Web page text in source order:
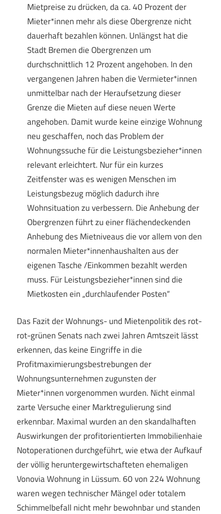
Mietpreise zu drücken, da ca. 40 Prozent der
Mieter*innen mehr als diese Obergrenze nicht
dauerhaft bezahlen können. Unlängst hat die
Stadt Bremen die Obergrenzen um
durchschnittlich 12 Prozent angehoben. In den
vergangenen Jahren haben die Vermieter*innen
unmittelbar nach der Heraufsetzung dieser
Grenze die Mieten auf diese neuen Werte
angehoben. Damit wurde keine einzige Wohnung
neu geschaffen, noch das Problem der
Wohnungssuche für die Leistungsbezieher*innen
relevant erleichtert. Nur für ein kurzes
Zeitfenster was es wenigen Menschen im
Leistungsbezug möglich dadurch ihre
Wohnsituation zu verbessern. Die Anhebung der
Obergrenzen führt zu einer flächendeckenden
Anhebung des Mietniveaus die vor allem von den
normalen Mieter*innenhaushalten aus der
eigenen Tasche /Einkommen bezahlt werden
muss. Für Leistungsbezieher*innen sind die
Mietkosten ein „durchlaufender Posten“
Das Fazit der Wohnungs- und Mietenpolitik des rot-
rot-grünen Senats nach zwei Jahren Amtszeit lässt
erkennen, das keine Eingriffe in die
Profitmaximierungsbestrebungen der
Wohnungsunternehmen zugunsten der
Mieter*innen vorgenommen wurden. Nicht einmal
zarte Versuche einer Marktregulierung sind
erkennbar. Maximal wurden an den skandalhaften
Auswirkungen der profitorientierten Immobilienhaie
Notoperationen durchgeführt, wie etwa der Aufkauf
der völlig heruntergewirtschafteten ehemaligen
Vonovia Wohnung in Lüssum. 60 von 224 Wohnung
waren wegen technischer Mängel oder totalem
Schimmelbefall nicht mehr bewohnbar und standen